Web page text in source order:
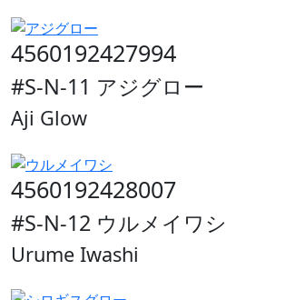
4560192427994
#S-N-11 アジグロー
Aji Glow
4560192428007
#S-N-12 ウルメイワシ
Urume Iwashi